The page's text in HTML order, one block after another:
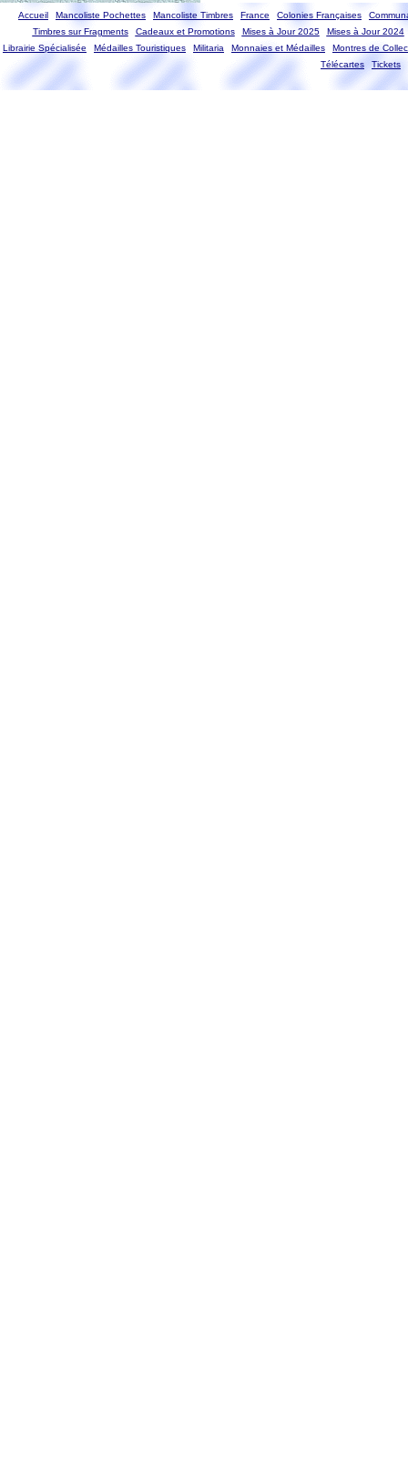
Accueil Mancoliste Pochettes Mancoliste Timbres France Colonies Françaises
Timbres sur Fragments
Cadeaux et Promotions Mises à Jour 2025
Mises à Jour 2024
Librairie Spécialisée
Médailles Touristiques Militaria Monnaies et Médailles
Montres de
Télécartes
Tickets